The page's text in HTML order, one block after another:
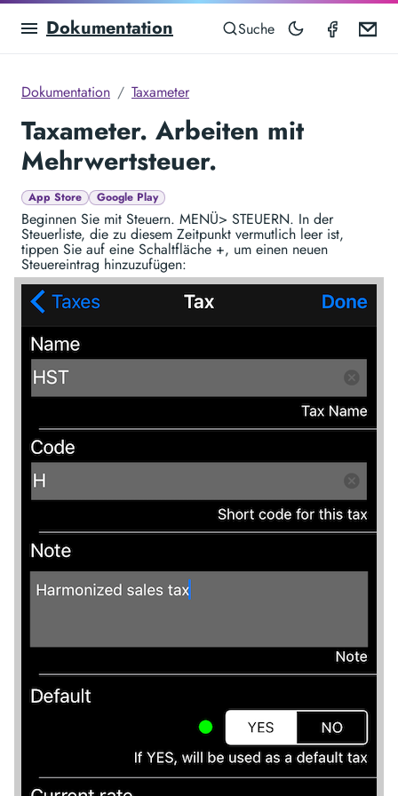
Dokumentation Suche
Dokumentation Taxameter
Taxameter. Arbeiten mit
Mehrwertsteuer.
App Store Google Play
Beginnen Sie mit Steuern. MENÜ> STEUERN. In der
Steuerliste, die zu diesem Zeitpunkt vermutlich leer ist,
tippen Sie auf eine Schaltfläche +, um einen neuen
Steuereintrag hinzuzufügen: